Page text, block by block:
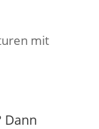
mit
Dann